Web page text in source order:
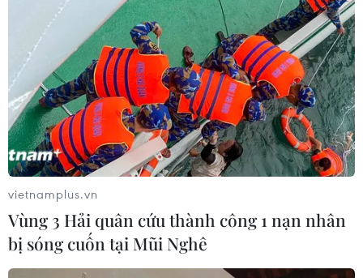
vietnamplus.vn
Vùng 3 Hải quân cứu thành công 1 nạn nhân
bị sóng cuốn tại Mũi Nghê